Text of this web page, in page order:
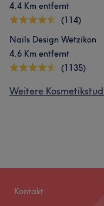
4.4 Km entfernt
(114)
Nails Design Wetzikon
4.6 Km entfernt
(1135)
Weitere
Kontakt